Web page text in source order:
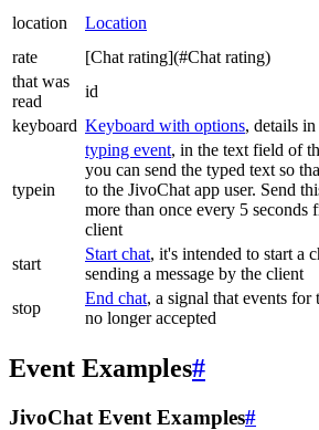
location Location
rate
[Chat rating](#Chat rating)
that was
read
id
keyboard Keyboard with options, details
typein
typing event, in the text field of
you can send the typed text so
to the JivoChat app user. Send
more than once every 5 seconds
client
start
Start chat, it's intended to start a
sending a message by the client
stop
End chat, a signal that events for
no longer accepted
Event Examples#
JivoChat Event Examples#